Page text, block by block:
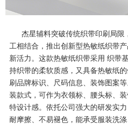
杰星辅料突破传统织带印刷局限
工相结合，推出创新型热敏纸织带
新活力。这款热敏纸织带采用 织带
持织带的柔软质感，又具备热敏纸
刷品牌标识、尺码信息、装饰图案
装款式，可作为衣领标、腰头标、
特设计感。依托公司强大的研发实
耐摩擦、不易褪色，能承受服装洗